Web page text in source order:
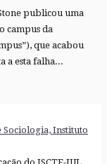
publicou uma
campus da
que acabou
a esta falha...